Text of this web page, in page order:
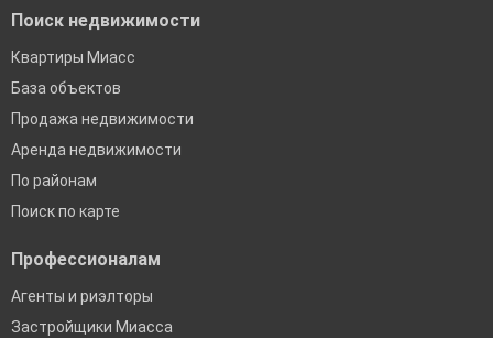
Поиск недвижимости
Квартиры Миасс
База объектов
Продажа недвижимости
Аренда недвижимости
По районам
Поиск по карте
Профессионалам
Агенты и риэлторы
Застройщики Миасса